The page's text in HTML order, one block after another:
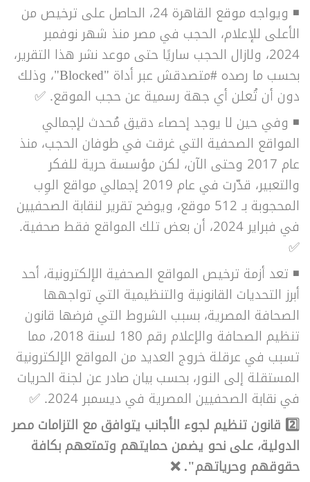
◾ ويواجه موقع القاهرة 24، الحاصل على ترخيص من
الأعلى للإعلام، الحجب في مصر منذ شهر نوفمبر
2024، ولازال الحجب ساريًا حتى موعد نشر هذا التقرير،
بحسب ما رصده #متصدقش عبر أداة "Blocked"، وذلك
دون أن تُعلن أي جهة رسمية عن حجب الموقع. ✅
◾ وفي حين لا يوجد إحصاء دقيق مُحدث لإجمالي
المواقع الصحفية التي غرقت في طوفان الحجب، منذ
عام 2017 وحتى الآن، لكن مؤسسة حرية للفكر
والتعبير، قدّرت في عام 2019 إجمالي مواقع الوِب
المحجوبة بـ 512 موقع، ويوضح تقرير لنقابة الصحفيين
في فبراير 2024، أن بعض تلك المواقع فقط صحفية.
✅
◾ تعد أزمة ترخيص المواقع الصحفية الإلكترونية، أحد
أبرز التحديات القانونية والتنظيمية التي تواجهها
الصحافة المصرية، بسبب الشروط التي فرضها قانون
تنظيم الصحافة والإعلام رقم 180 لسنة 2018، مما
تسبب في عرقلة خروج العديد من المواقع الإلكترونية
المستقلة إلى النور، بحسب بيان صادر عن لجنة الحريات
في نقابة الصحفيين المصرية في ديسمبر 2024. ✅
2️⃣ قانون تنظيم لجوء الأجانب يتوافق مع التزامات مصر
الدولية، على نحو يضمن حمايتهم وتمتعهم بكافة
حقوقهم وحرياتهم". ❌